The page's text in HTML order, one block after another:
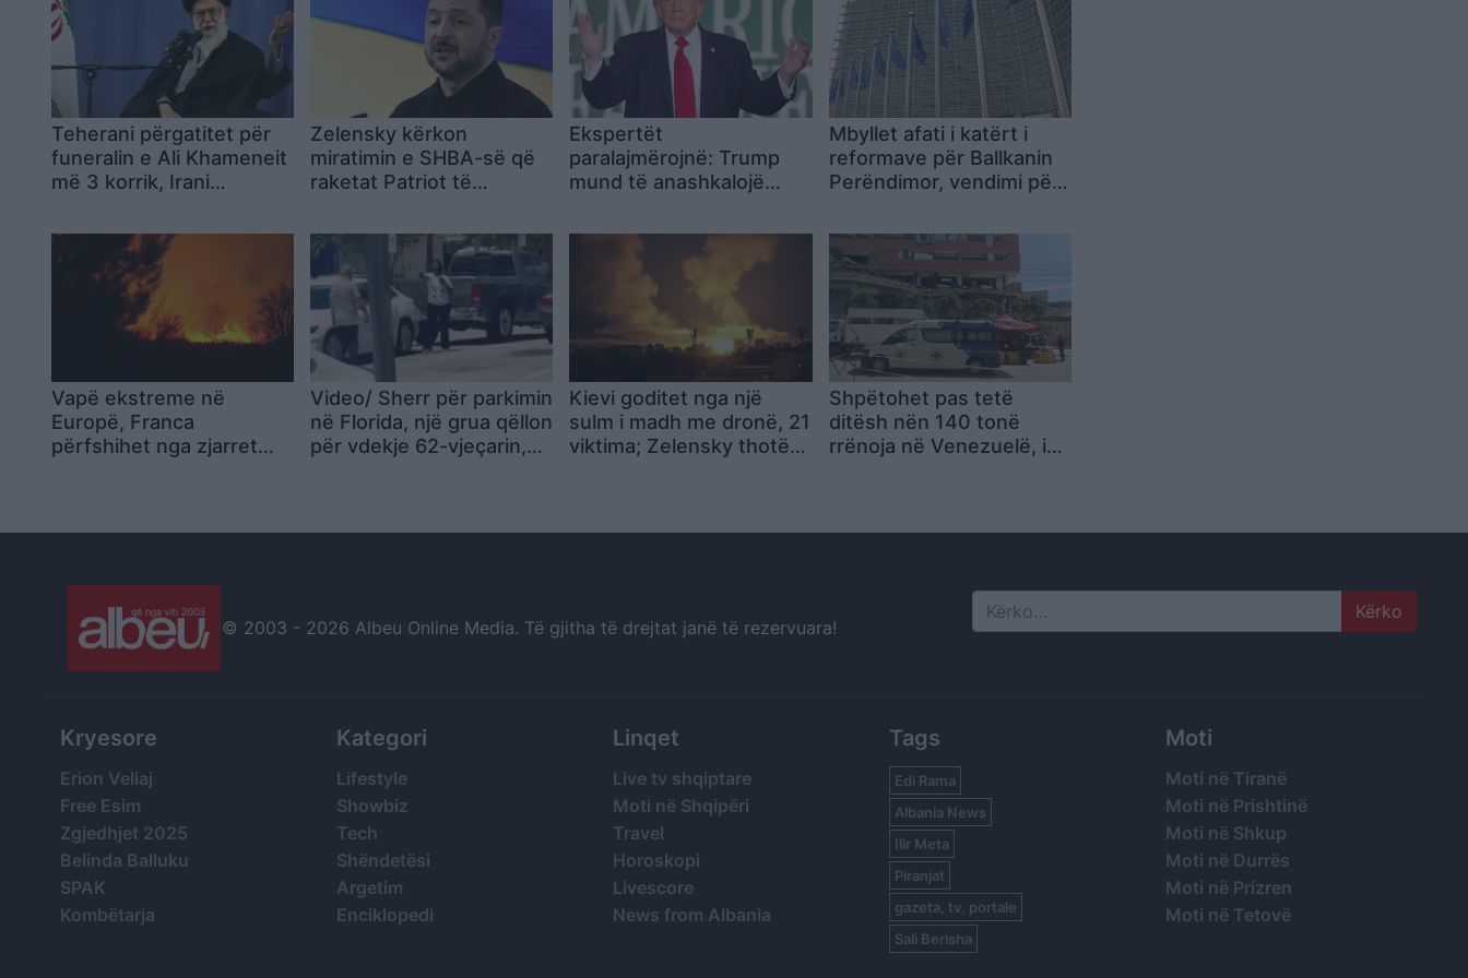
Teherani përgatitet për
funeralin e Ali Khameneit
më 3 korrik, Irani
zyrtare dhe pret
delegacione nga rreth
100 shtete
Zelensky kërkon
miratimin e SHBA-së që
raketat Patriot të
Ekspertët
paralajmërojnë: Trump
mund të anashkalojë
shtetësinë amerikane
Mbyllet afati i katërt i
reformave për Ballkanin
Perëndimor, vendimi për
vlerësimit
Vapë ekstreme në
Europë, Franca
përfshihet nga zjarret
Video/ Sherr për parkimin
në Florida, një grua qëllon
për vdekje 62-vjeçarin,
Kievi goditet nga një
sulm i madh me dronë, 21
viktima; Zelensky thotë
Shpëtohet pas tetë
ditësh nën 140 tonë
rrënoja në Venezuelë, i
© 2003 - 2026 Albeu Online Media. Të gjitha të drejtat janë të rezervuara! Search
Kryesore
Erion Veliaj
Free Esim
Zgjedhjet 2025
Belinda Balluku
SPAK
Kombëtarja
Kategori
Lifestyle
Showbiz
Tech
Shëndetësi
Argetim
Enciklopedi
Linqet
Live tv shqiptare
Moti në Shqipëri
Travel
Horoskopi
Livescore
News from Albania
Tags
Edi Rama
Albania News
Ilir Meta
Piranjat
gazeta, tv, portale
Sali Berisha
Moti
Moti në Tiranë
Moti në Prishtinë
Moti në Shkup
Moti në Durrës
Moti në Prizren
Moti në Tetovë